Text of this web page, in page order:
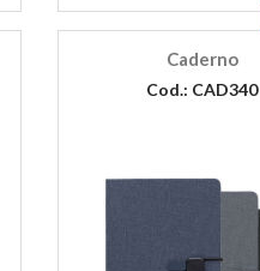
Caderno
Cod.: CAD340